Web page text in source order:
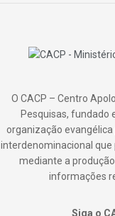
O CACP – Centro
Pesquisas, fundado
organização
interdenominacional
mediante a
informações
Siga o